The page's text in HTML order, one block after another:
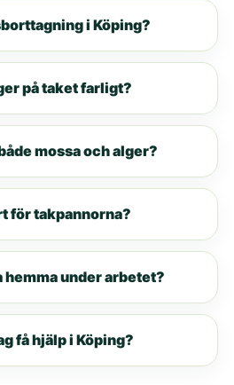
i Köping?
på taket farligt?
mossa och alger?
för takpannorna?
hemma under arbetet?
få hjälp i Köping?